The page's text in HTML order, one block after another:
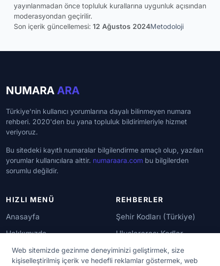
Web sitemizde gezinme deneyiminizi geliştirmek, size
kişiselleştirilmiş içerik ve hedefli reklamlar göstermek, web
yayınlanmadan önce topluluk kurallarına uygunluk açısından
moderasyondan geçirilir.
Son içerik güncellemesi: 12 Ağustos 2024Metodoloji
NUMARA ARA
Türkiye'nin kullanıcı yorumlarına dayalı bilinmeyen numara
rehberi. 2020'den bu yana topluluk bildirimleriyle hizmet
veriyoruz.
Bu sitedeki kayıtlı numaralar bilgilendirme amaçlı olup, yazılan
yorumlar kullanıcılara aittir. numaraara.com bu bilgilerden
sorumlu değildir.
HIZLI MENÜ
Anasayfa
Hakkımızda
İletişim
REHBERLER
Şehir Kodları (Türkiye)
Uluslararası Kodlar
Güvenilir Numaralar